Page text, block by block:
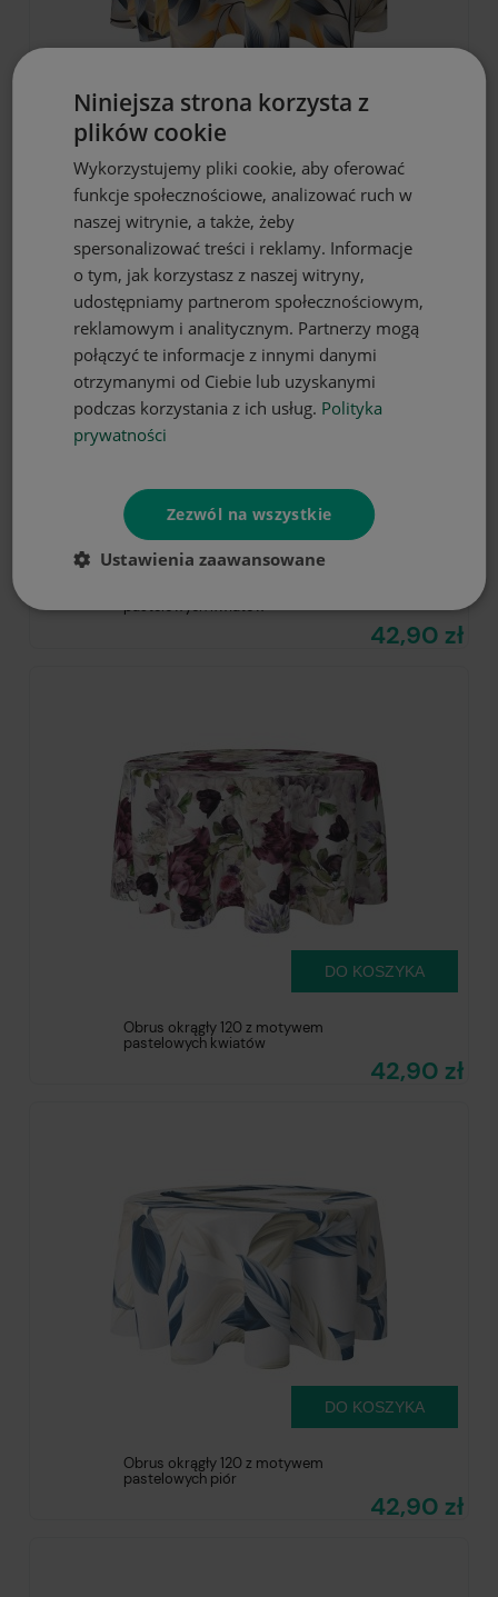
42,90 zł
DO KOSZYKA
pastelowych kwiatów
42,90 zł
DO KOSZYKA
Obrus okrągły 120 z motywem
pastelowych kwiatów
42,90 zł
DO KOSZYKA
Obrus okrągły 120 z motywem
pastelowych piór
42,90 zł
DO KOSZYKA
Niniejsza strona korzysta z
plików cookie
Wykorzystujemy pliki cookie, aby oferować
funkcje społecznościowe, analizować ruch w
naszej witrynie, a także, żeby
spersonalizować treści i reklamy. Informacje
o tym, jak korzystasz z naszej witryny,
udostępniamy partnerom społecznościowym,
reklamowym i analitycznym. Partnerzy mogą
połączyć te informacje z innymi danymi
otrzymanymi od Ciebie lub uzyskanymi
podczas korzystania z ich usług. Polityka
prywatności
Zezwól na wszystkie
Ustawienia zaawansowane